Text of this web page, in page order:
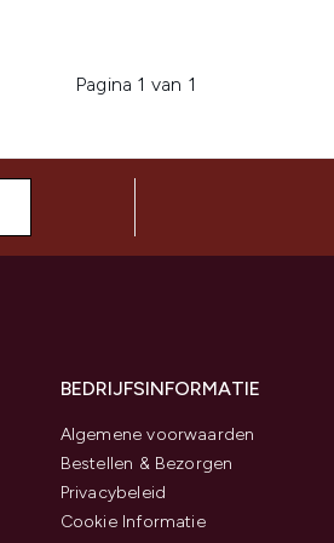
Pagina 1 van 1
BEDRIJFSINFORMATIE
Algemene voorwaarden
Bestellen & Bezorgen
Privacybeleid
Cookie Informatie